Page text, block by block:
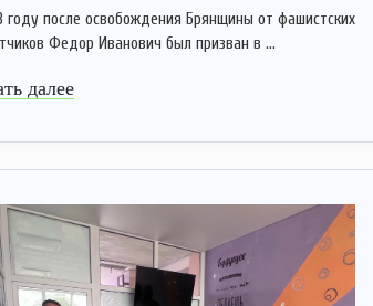
году после освобождения Брянщины от фашистских
Федор Иванович был призван в ...
далее